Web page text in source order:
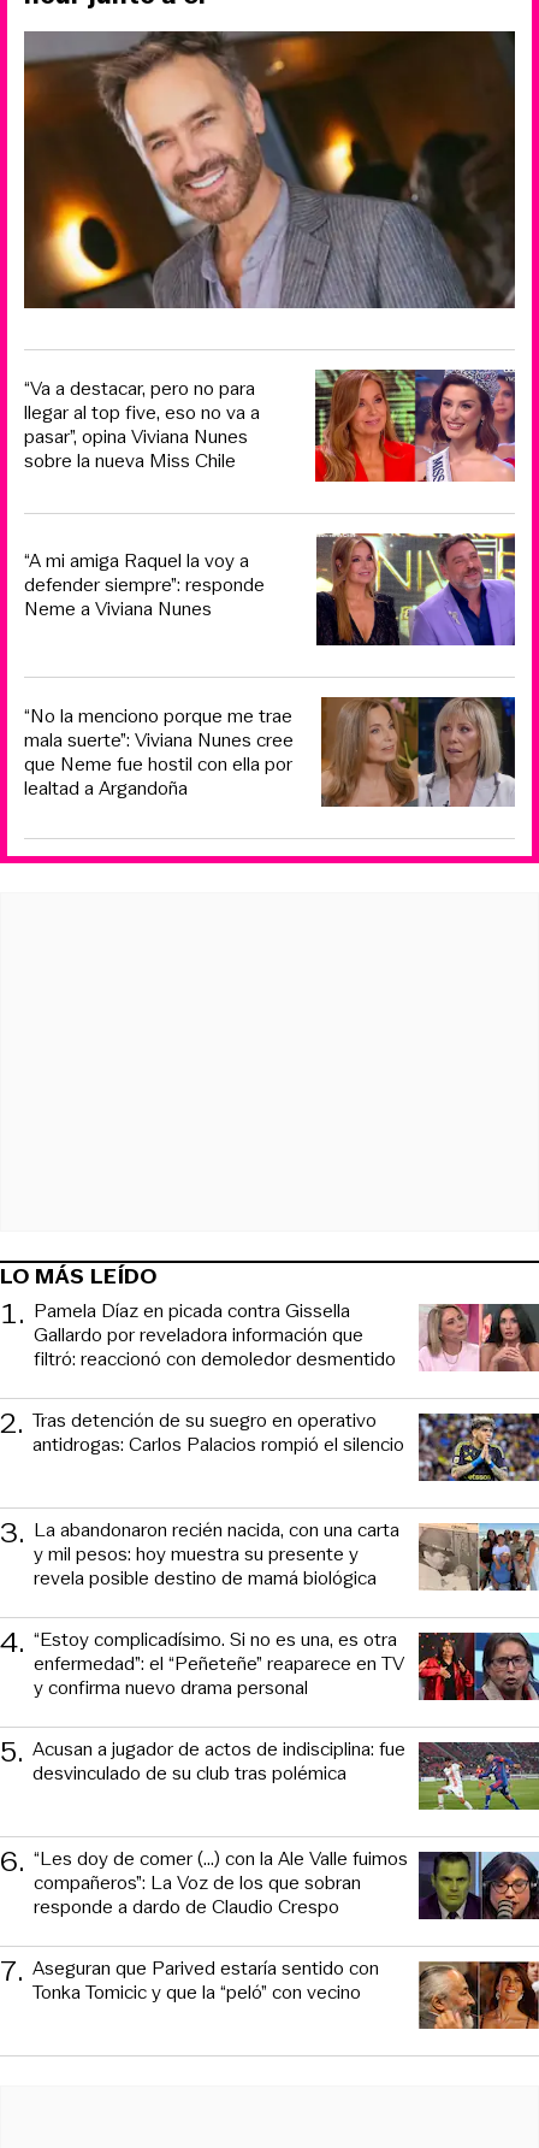
“Va a destacar, pero no para
llegar al top five, eso no va a
pasar”, opina Viviana Nunes
sobre la nueva Miss Chile
“A mi amiga Raquel la voy a
defender siempre”: responde
Neme a Viviana Nunes
“No la menciono porque me trae
mala suerte”: Viviana Nunes cree
que Neme fue hostil con ella por
lealtad a Argandoña
LO MÁS LEÍDO
1. Pamela Díaz en picada contra Gissella
Gallardo por reveladora información que
filtró: reaccionó con demoledor desmentido
2. Tras detención de su suegro en operativo
antidrogas: Carlos Palacios rompió el silencio
3. La abandonaron recién nacida, con una carta
y mil pesos: hoy muestra su presente y
revela posible destino de mamá biológica
4. “Estoy complicadísimo. Si no es una, es otra
enfermedad”: el “Peñeteñe” reaparece en TV
y confirma nuevo drama personal
5. Acusan a jugador de actos de indisciplina: fue
desvinculado de su club tras polémica
6. “Les doy de comer (...) con la Ale Valle fuimos
compañeros”: La Voz de los que sobran
responde a dardo de Claudio Crespo
7. Aseguran que Parived estaría sentido con
Tonka Tomicic y que la “peló” con vecino